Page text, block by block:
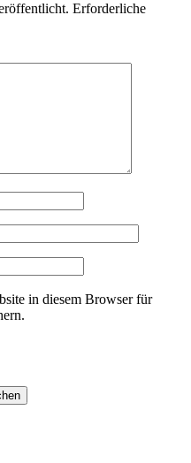
Erforderliche
in diesem Browser für